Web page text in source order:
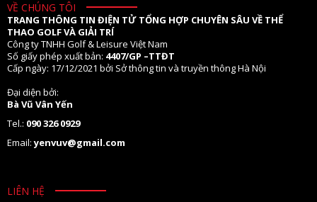
VỀ CHÚNG TÔI
TRANG THÔNG TIN ĐIỆN TỬ TỔNG HỢP CHUYÊN SÂU VỀ THỂ
THAO GOLF VÀ GIẢI TRÍ
Công ty TNHH Golf & Leisure Việt Nam
Số giấy phép xuất bản: 4407/GP –TTĐT
Cấp ngày: 17/12/2021 bởi Sở thông tin và truyền thông Hà Nội
Đại diện bởi:
Bà Vũ Vân Yến
Tel.: 090 326 0929
Email:yenvuv@gmail.com
LIÊN HỆ